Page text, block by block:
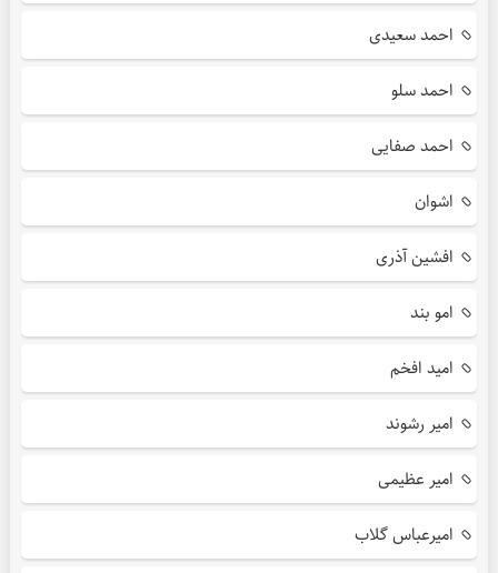
احمد سعیدی
احمد سلو
احمد صفایی
اشوان
افشین آذری
امو بند
امید افخم
امیر رشوند
امیر عظیمی
امیرعباس گلاب